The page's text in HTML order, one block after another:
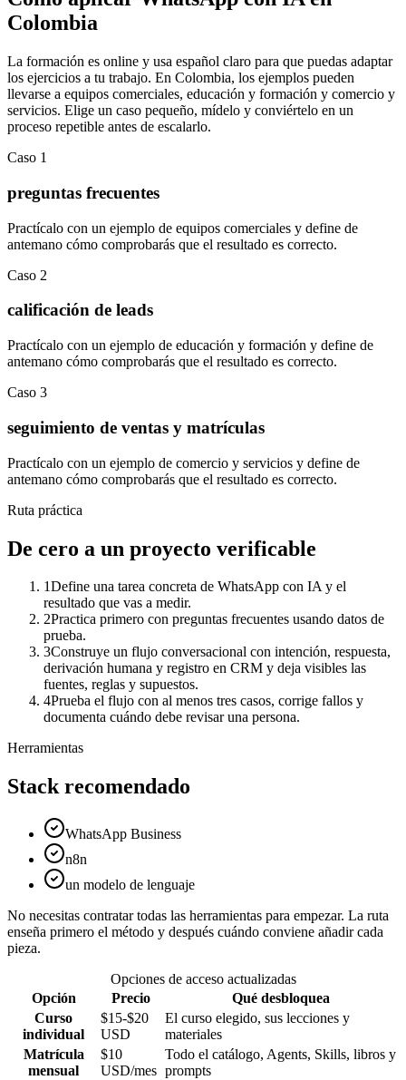
Colombia
La formación es online y usa español claro para que puedas adaptar
los ejercicios a tu trabajo. En Colombia, los ejemplos pueden
llevarse a equipos comerciales, educación y formación y comercio y
servicios. Elige un caso pequeño, mídelo y conviértelo en un
proceso repetible antes de escalarlo.
Caso 1
preguntas frecuentes
Practícalo con un ejemplo de equipos comerciales y define de
antemano cómo comprobarás que el resultado es correcto.
Caso 2
calificación de leads
Practícalo con un ejemplo de educación y formación y define de
antemano cómo comprobarás que el resultado es correcto.
Caso 3
seguimiento de ventas y matrículas
Practícalo con un ejemplo de comercio y servicios y define de
antemano cómo comprobarás que el resultado es correcto.
Ruta práctica
De cero a un proyecto verificable
1Define una tarea concreta de WhatsApp con IA y el
resultado que vas a medir.
2Practica primero con preguntas frecuentes usando datos de
prueba.
3Construye un flujo conversacional con intención, respuesta,
derivación humana y registro en CRM y deja visibles las
fuentes, reglas y supuestos.
4Prueba el flujo con al menos tres casos, corrige fallos y
documenta cuándo debe revisar una persona.
Herramientas
Stack recomendado
WhatsApp Business
n8n
un modelo de lenguaje
No necesitas contratar todas las herramientas para empezar. La ruta
enseña primero el método y después cuándo conviene añadir cada
pieza.
Opciones de acceso actualizadas
Opción
Precio
Qué desbloquea
Curso
individual
$15-$20
USD
El curso elegido, sus lecciones y
materiales
Matrícula
mensual
$10
USD/mes
Todo el catálogo, Agents, Skills, libros y
prompts